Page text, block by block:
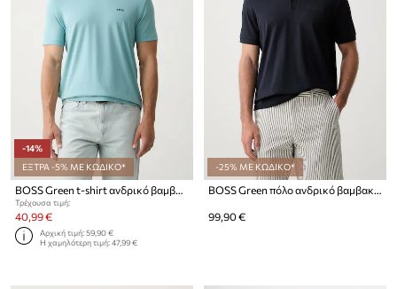
-14%
ΕΞΤΡΑ -5% ΜΕ ΚΩΔΙΚΟ*
BOSS Green t-shirt ανδρικό βαμβακερό με ελαστάν Tee
Τρέχουσα τιμή:
40,99 €
Αρχική τιμή:59,90 €
Η χαμηλότερη τιμή:47,99 €
-25% ΜΕ ΚΩΔΙΚΟ*
BOSS Green πόλο ανδρικό βαμβακερό Paddy Structure
99,90 €